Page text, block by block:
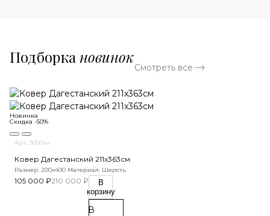
Подборка новинок
Смотреть все
Новинка
Скидка -50%
Арт. 3050тн
Ковер Дагестанский 211x363см
Размер: 200х400 Материал: Шерсть
105 000 ₽210 000 ₽
В
корзину
В